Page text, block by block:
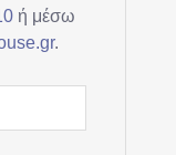
ή μέσω
.